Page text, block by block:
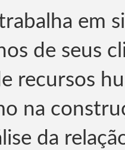
em
de seus
recursos
na
da